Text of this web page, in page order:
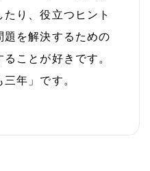
り、役立つヒント
題を解決するための
ことが好きです。
年」です。